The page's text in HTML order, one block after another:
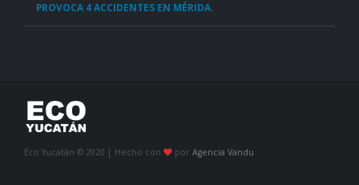
PROVOCA 4 ACCIDENTES EN MÉRIDA.
Eco Yucatán © 2020 | Hecho con por Agencia Vandu